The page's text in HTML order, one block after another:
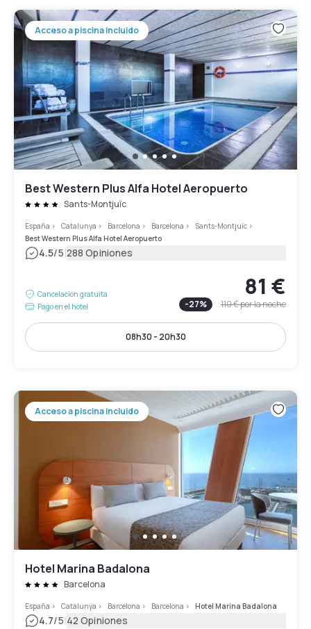
Acceso a piscina incluido
Best Western Plus Alfa Hotel Aeropuerto
Sants-Montjuïc
España > Catalunya > Barcelona > Barcelona > Sants-Montjuïc >
Best Western Plus Alfa Hotel Aeropuerto
4.5/5|288 Opiniones
Cancelación gratuita
Pago en el hotel
81 €
-27% 110 €por la noche
08h30 - 20h30
Acceso a piscina incluido
Hotel Marina Badalona
Barcelona
España > Catalunya > Barcelona > Barcelona > Hotel Marina Badalona
4.7/5|42 Opiniones